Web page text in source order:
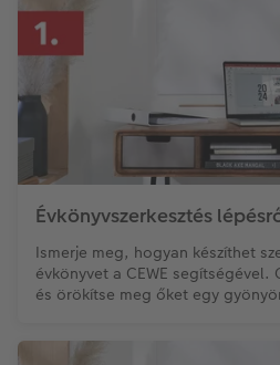
Évkönyvszerkesztés
Ismerje meg, hogyan készíthet
évkönyvet a CEWE segítségével.
és örökítse meg őket egy